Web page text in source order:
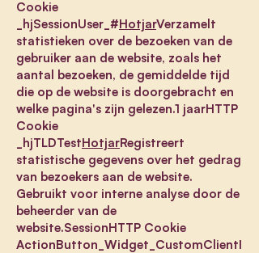
Cookie
_hjSessionUser_#HotjarVerzamelt
statistieken over de bezoeken van de
gebruiker aan de website, zoals het
aantal bezoeken, de gemiddelde tijd
die op de website is doorgebracht en
welke pagina's zijn gelezen.1 jaarHTTP
Cookie
_hjTLDTestHotjarRegistreert
statistische gegevens over het gedrag
van bezoekers aan de website.
Gebruikt voor interne analyse door de
beheerder van de
website.SessionHTTP Cookie
ActionButton_Widget_CustomClientI